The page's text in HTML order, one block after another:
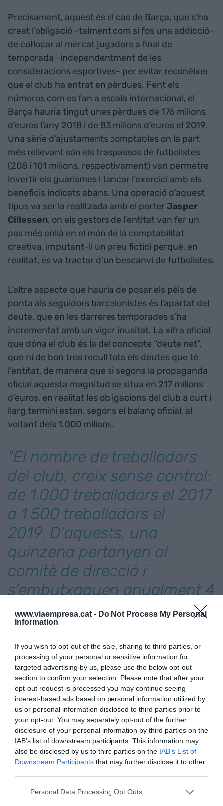
www.viaempresa.cat - Do Not Process My Personal
Information
If you wish to opt-out of the sale, sharing to third parties, or
processing of your personal or sensitive information for
targeted advertising by us, please use the below opt-out
section to confirm your selection. Please note that after your
opt-out request is processed you may continue seeing
interest-based ads based on personal information utilized by
us or personal information disclosed to third parties prior to
your opt-out. You may separately opt-out of the further
disclosure of your personal information by third parties on the
IAB’s list of downstream participants. This information may
also be disclosed by us to third parties on the IAB’s List of
Downstream Participants that may further disclose it to other
Personal Data Processing Opt Outs
Precisament, aquest és el cas de Barça, que s’ha
creat l’obligació -talment com si fos una addicció-
de col·locar al mercat jugadors a final de
temporada -independentment de les
consideracions esportives- per evitar reconèixer
que el club ha entrat en pèrdues. Fent els
números com es fan a escala internacional, el
Barça hauria tingut unes pèrdues de 176 milions
d'euros l’any 2018 i de 83 milions d'euros el 2019.
Una sèrie d’ajustaments comptables on la part
més rellevant són els traspassos de futbolistes
(208 i 101 milions, respectivament) van permetre
invertir els guarismes i tancar l’exercici amb els
beneficis indicats abans. Una operació d’aquest
tipus va ser la realitzada amb el porterJasper
Cillessen, on els gestors de l’entitat van fer un
pas més enllà en el món de la comptabilitat
creativa, imputant-li un preu fictici perquè, en
realitat, es va tractar d’un bescanvi de futbolistes.
L’altre aspecte que hauria de posar els pèls de
punta als seguidors barcelonistes és l’apartat del
deute, que en les darreres temporades s’ha
incrementat amb un vigor inusitat. La xifra oficial
que dóna el club és la del concepte “deute net”,
que ni de bon tros recull tots els deutes que té
l’entitat, de manera que si segons la propaganda
oficial aquesta magnitud se situa en 217 milions
d’euros, en realitat les obligacions del club a curt i
llarg termini estan, segons el balanç oficial, al
voltant dels 1.000 milions.
"El nombre de treballadors
del club, creix sense control:
de 1.000 treballadors el 2017
a 1.500 treballadors el
2019. D’aquests, una
quinzena pertanyen al
comitè de direcció i
s’embutxaquen anualment 4
milions d’euros en salaris"
explicable és el nombre de treballadors del club,
que creix sense control. El Barça no és una
fàbrica on els ingressos depenen directament de
la quantitat de persones que hi ha traginant
maquinària per elaborar algun tipus de producte, i
per això no s’entén que en només dues
temporades (de 2017 a 2019) la plantilla hagi
passat de 1.000 a 1.500 treballadors. D’aquests,
una quinzena pertanyen al comitè de direcció i
magnituds quantitatives de personal, executius i